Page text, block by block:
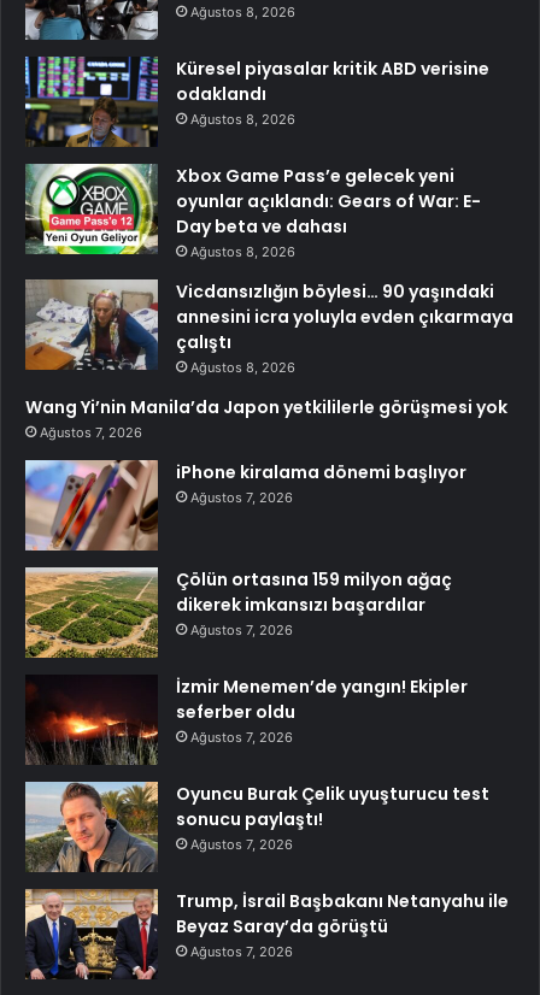
Ağustos 8, 2026
Küresel piyasalar kritik ABD verisine
odaklandı
Ağustos 8, 2026
Xbox Game Pass’e gelecek yeni
oyunlar açıklandı: Gears of War: E-
Day beta ve dahası
Ağustos 8, 2026
Vicdansızlığın böylesi… 90 yaşındaki
annesini icra yoluyla evden çıkarmaya
çalıştı
Ağustos 8, 2026
Wang Yi’nin Manila’da Japon yetkililerle görüşmesi yok
Ağustos 7, 2026
iPhone kiralama dönemi başlıyor
Ağustos 7, 2026
Çölün ortasına 159 milyon ağaç
dikerek imkansızı başardılar
Ağustos 7, 2026
İzmir Menemen’de yangın! Ekipler
seferber oldu
Ağustos 7, 2026
Oyuncu Burak Çelik uyuşturucu test
sonucu paylaştı!
Ağustos 7, 2026
Trump, İsrail Başbakanı Netanyahu ile
Beyaz Saray’da görüştü
Ağustos 7, 2026